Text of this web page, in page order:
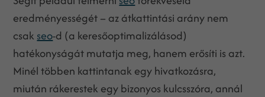
eredményességét – az átkattintási arány nem
csak seo-d (a keresőoptimalizálásod)
hatékonyságát mutatja meg, hanem erősíti is azt.
Minél többen kattintanak egy hivatkozásra,
miután rákerestek egy bizonyos kulcsszóra, annál